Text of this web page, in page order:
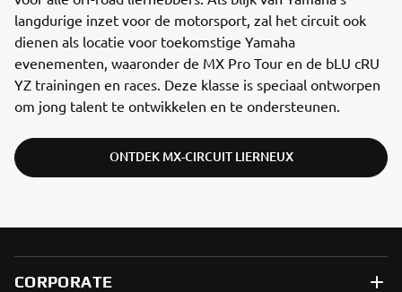
langdurige inzet voor de motorsport, zal het circuit ook
dienen als locatie voor toekomstige Yamaha
evenementen, waaronder de MX Pro Tour en de bLU cRU
YZ trainingen en races. Deze klasse is speciaal ontworpen
om jong talent te ontwikkelen en te ondersteunen.
ONTDEK MX-CIRCUIT LIERNEUX
CORPORATE